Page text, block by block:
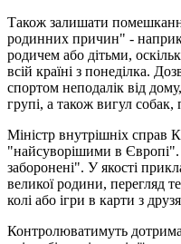
Також залишати
родинних причин" -
родичем або дітьми,
всій країні з понеділка.
спортом неподалік від
групі, а також вигул
Міністр внутрішніх справ
"найсуворішими в Європі".
заборонені". У якості
великої родини, перегляд
колі або ігри в карти з
Контролюватимуть